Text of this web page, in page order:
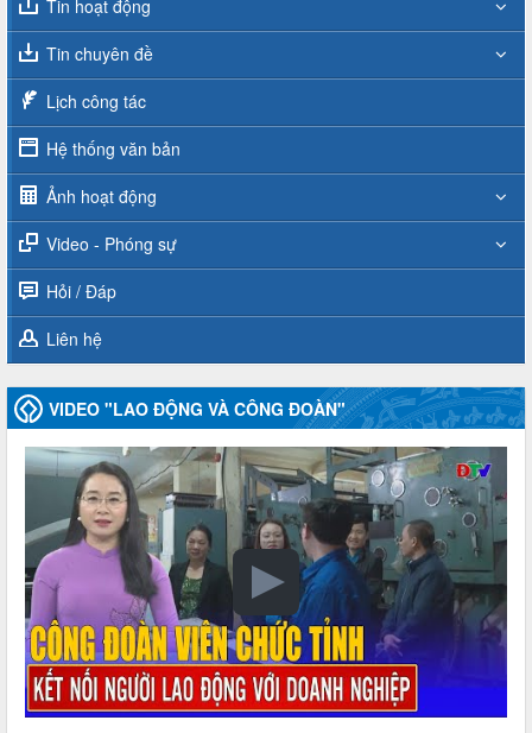
Tin hoạt động
Tin chuyên đề
Lịch công tác
Hệ thống văn bản
Ảnh hoạt động
Video - Phóng sự
Hỏi / Đáp
Liên hệ
VIDEO "LAO ĐỘNG VÀ CÔNG ĐOÀN"